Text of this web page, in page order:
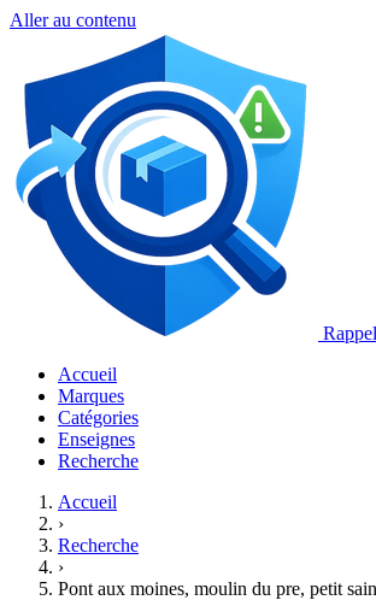
Aller au contenu
Accueil
Marques
Catégories
Enseignes
Recherche
Accueil
›
Recherche
›
Pont aux moines, moulin du pre, petit